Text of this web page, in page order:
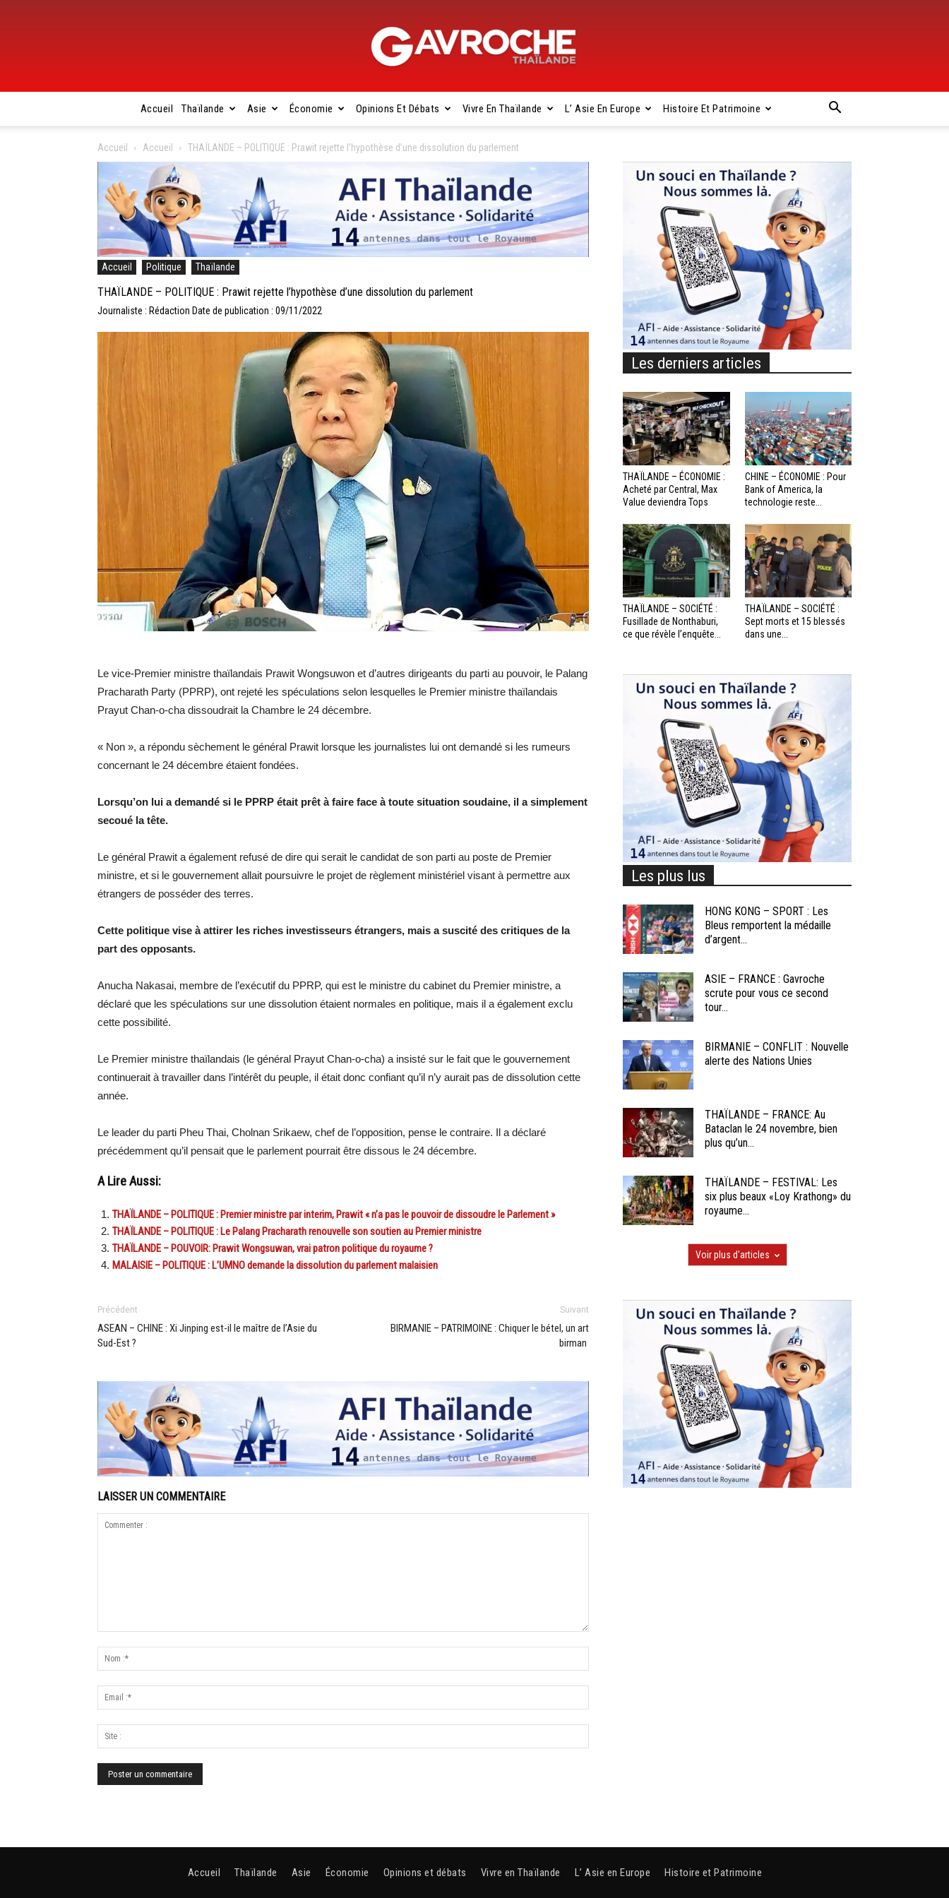
Gavroche
Thaïlande
Accueil Thaïlande Asie Économie Opinions Et Débats Vivre En Thaïlande L’ Asie En Europe Histoire Et Patrimoine
Accueil Accueil THAÏLANDE – POLITIQUE : Prawit rejette l’hypothèse d’une dissolution du parlement
Accueil Politique Thaïlande
THAÏLANDE – POLITIQUE : Prawit rejette l’hypothèse d’une dissolution du parlement
Journaliste : Rédaction Date de publication : 09/11/2022
Le vice-Premier ministre thaïlandais Prawit Wongsuwon et d’autres dirigeants du parti au pouvoir, le Palang
Pracharath Party (PPRP), ont rejeté les spéculations selon lesquelles le Premier ministre thaïlandais
Prayut Chan-o-cha dissoudrait la Chambre le 24 décembre.
« Non », a répondu sèchement le général Prawit lorsque les journalistes lui ont demandé si les rumeurs
concernant le 24 décembre étaient fondées.
Lorsqu’on lui a demandé si le PPRP était prêt à faire face à toute situation soudaine, il a simplement
secoué la tête.
Le général Prawit a également refusé de dire qui serait le candidat de son parti au poste de Premier
ministre, et si le gouvernement allait poursuivre le projet de règlement ministériel visant à permettre aux
étrangers de posséder des terres.
Cette politique vise à attirer les riches investisseurs étrangers, mais a suscité des critiques de la
part des opposants.
Anucha Nakasai, membre de l’exécutif du PPRP, qui est le ministre du cabinet du Premier ministre, a
déclaré que les spéculations sur une dissolution étaient normales en politique, mais il a également exclu
cette possibilité.
Le Premier ministre thaïlandais (le général Prayut Chan-o-cha) a insisté sur le fait que le gouvernement
continuerait à travailler dans l’intérêt du peuple, il était donc confiant qu’il n’y aurait pas de dissolution cette
année.
Le leader du parti Pheu Thai, Cholnan Srikaew, chef de l’opposition, pense le contraire. Il a déclaré
précédemment qu’il pensait que le parlement pourrait être dissous le 24 décembre.
A Lire Aussi:
THAÏLANDE – POLITIQUE : Premier ministre par interim, Prawit « n’a pas le pouvoir de dissoudre le Parlement »
THAÏLANDE – POLITIQUE : Le Palang Pracharath renouvelle son soutien au Premier ministre
THAÏLANDE – POUVOIR: Prawit Wongsuwan, vrai patron politique du royaume ?
MALAISIE – POLITIQUE : L’UMNO demande la dissolution du parlement malaisien
Précédent
ASEAN – CHINE : Xi Jinping est-il le maître de l’Asie du
Sud-Est ?
Suivant
BIRMANIE – PATRIMOINE : Chiquer le bétel, un art
birman
LAISSER UN COMMENTAIRE
Les derniers articles
THAÏLANDE – ÉCONOMIE :
Acheté par Central, Max
Value deviendra Tops
CHINE – ÉCONOMIE : Pour
Bank of America, la
technologie reste...
THAÏLANDE – SOCIÉTÉ :
Fusillade de Nonthaburi,
ce que révèle l’enquête...
THAÏLANDE – SOCIÉTÉ :
Sept morts et 15 blessés
dans une...
Les plus lus
HONG KONG – SPORT : Les
Bleus remportent la médaille
d’argent...
ASIE – FRANCE : Gavroche
scrute pour vous ce second
tour...
BIRMANIE – CONFLIT : Nouvelle
alerte des Nations Unies
THAÏLANDE – FRANCE: Au
Bataclan le 24 novembre, bien
plus qu’un...
THAÏLANDE – FESTIVAL: Les
six plus beaux «Loy Krathong» du
royaume...
Voir plus d'articles
Accueil Thaïlande Asie Économie Opinions et débats Vivre en Thaïlande L’ Asie en Europe Histoire et Patrimoine